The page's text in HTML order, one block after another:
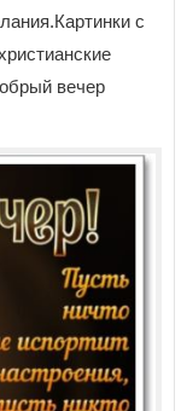
с
вечер